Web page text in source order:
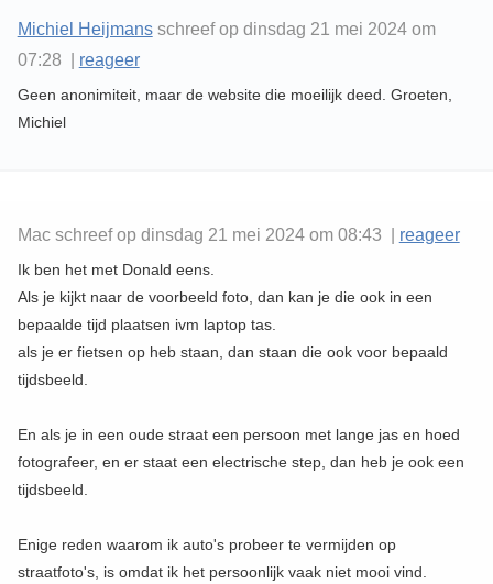
Michiel Heijmansschreef op dinsdag 21 mei 2024 om
07:28 | reageer
Geen anonimiteit, maar de website die moeilijk deed. Groeten,
Michiel
Mac schreef op dinsdag 21 mei 2024 om 08:43 | reageer
Ik ben het met Donald eens.
Als je kijkt naar de voorbeeld foto, dan kan je die ook in een
bepaalde tijd plaatsen ivm laptop tas.
als je er fietsen op heb staan, dan staan die ook voor bepaald
tijdsbeeld.
En als je in een oude straat een persoon met lange jas en hoed
fotografeer, en er staat een electrische step, dan heb je ook een
tijdsbeeld.
Enige reden waarom ik auto's probeer te vermijden op
straatfoto's, is omdat ik het persoonlijk vaak niet mooi vind.